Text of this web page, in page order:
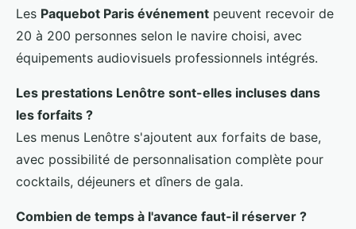
Les Paquebot Paris événement peuvent recevoir de
20 à 200 personnes selon le navire choisi, avec
équipements audiovisuels professionnels intégrés.
Les prestations Lenôtre sont-elles incluses dans
les forfaits ?
Les menus Lenôtre s'ajoutent aux forfaits de base,
avec possibilité de personnalisation complète pour
cocktails, déjeuners et dîners de gala.
Combien de temps à l'avance faut-il réserver ?